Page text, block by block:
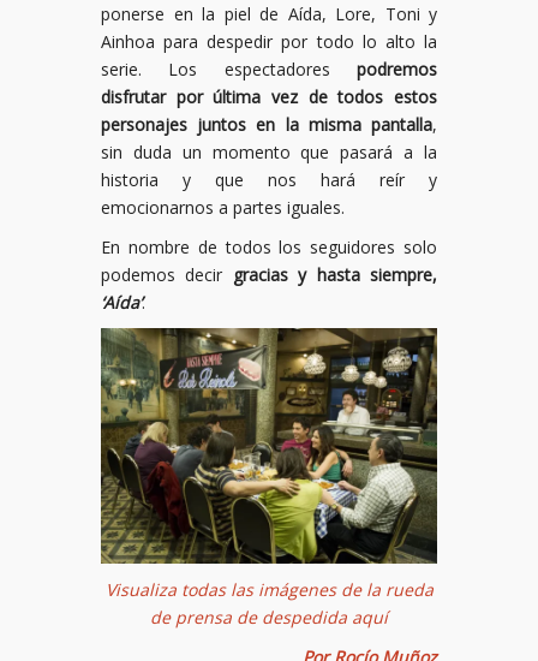
ponerse en la piel de Aída, Lore, Toni y
Ainhoa para despedir por todo lo alto la
serie. Los espectadores podremos
disfrutar por última vez de todos estos
personajes juntos en la misma pantalla,
sin duda un momento que pasará a la
historia y que nos hará reír y
emocionarnos a partes iguales.
En nombre de todos los seguidores solo
podemos decir gracias y hasta siempre,
‘Aída’.
Visualiza todas las imágenes de la rueda
de prensa de despedida aquí